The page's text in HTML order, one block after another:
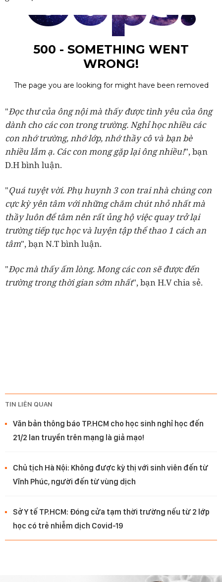
"Đọc thư của ông nội mà thấy được tình yêu của ông
dành cho các con trong trường. Nghỉ học nhiều các
con nhớ trường, nhớ lớp, nhớ thầy cô và bạn bè
nhiều lắm ạ. Các con mong gặp lại ông nhiều!", bạn
D.H bình luận.
"Quá tuyệt vời. Phụ huynh 3 con trai nhà chúng con
cực kỳ yên tâm với những chăm chút nhỏ nhất mà
thầy luôn để tâm nên rất ủng hộ việc quay trở lại
trường tiếp tục học và luyện tập thể thao 1 cách an
tâm", bạn N.T bình luận.
"Đọc mà thấy ấm lòng. Mong các con sẽ được đến
trường trong thời gian sớm nhất", bạn H.V chia sẻ.
TIN LIÊN QUAN
Văn bản thông báo TP.HCM cho học sinh nghỉ học đến
21/2 lan truyền trên mạng là giả mạo!
Chủ tịch Hà Nội: Không được kỳ thị với sinh viên đến từ
Vĩnh Phúc, người đến từ vùng dịch
Sở Y tế TP.HCM: Đóng cửa tạm thời trường nếu từ 2 lớp
học có trẻ nhiễm dịch Covid-19